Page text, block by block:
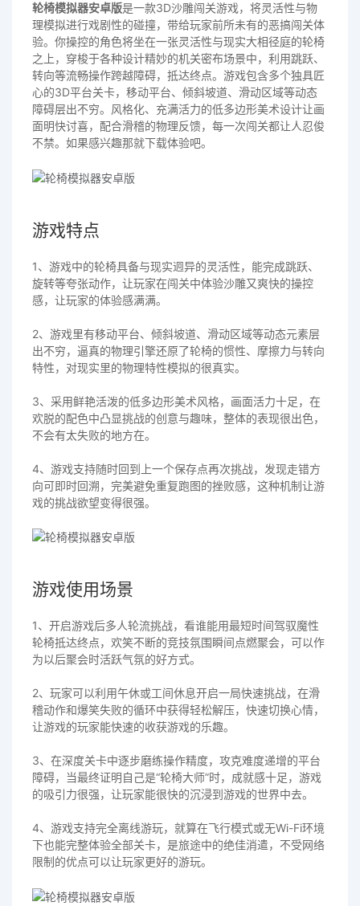
轮椅模拟器安卓版是一款3D沙雕闯关游戏，将灵活性与物
理模拟进行戏剧性的碰撞，带给玩家前所未有的恶搞闯关体
验。你操控的角色将坐在一张灵活性与现实大相径庭的轮椅
之上，穿梭于各种设计精妙的机关密布场景中，利用跳跃、
转向等流畅操作跨越障碍，抵达终点。游戏包含多个独具匠
心的3D平台关卡，移动平台、倾斜坡道、滑动区域等动态
障碍层出不穷。风格化、充满活力的低多边形美术设计让画
面明快讨喜，配合滑稽的物理反馈，每一次闯关都让人忍俊
不禁。如果感兴趣那就下载体验吧。
游戏特点
1、游戏中的轮椅具备与现实迥异的灵活性，能完成跳跃、
旋转等夸张动作，让玩家在闯关中体验沙雕又爽快的操控
感，让玩家的体验感满满。
2、游戏里有移动平台、倾斜坡道、滑动区域等动态元素层
出不穷，逼真的物理引擎还原了轮椅的惯性、摩擦力与转向
特性，对现实里的物理特性模拟的很真实。
3、采用鲜艳活泼的低多边形美术风格，画面活力十足，在
欢脱的配色中凸显挑战的创意与趣味，整体的表现很出色，
不会有太失败的地方在。
4、游戏支持随时回到上一个保存点再次挑战，发现走错方
向可即时回溯，完美避免重复跑图的挫败感，这种机制让游
戏的挑战欲望变得很强。
游戏使用场景
1、开启游戏后多人轮流挑战，看谁能用最短时间驾驭魔性
轮椅抵达终点，欢笑不断的竞技氛围瞬间点燃聚会，可以作
为以后聚会时活跃气氛的好方式。
2、玩家可以利用午休或工间休息开启一局快速挑战，在滑
稽动作和爆笑失败的循环中获得轻松解压，快速切换心情，
让游戏的玩家能快速的收获游戏的乐趣。
3、在深度关卡中逐步磨练操作精度，攻克难度递增的平台
障碍，当最终证明自己是“轮椅大师”时，成就感十足，游戏
的吸引力很强，让玩家能很快的沉浸到游戏的世界中去。
4、游戏支持完全离线游玩，就算在飞行模式或无Wi-Fi环境
下也能完整体验全部关卡，是旅途中的绝佳消遣，不受网络
限制的优点可以让玩家更好的游玩。